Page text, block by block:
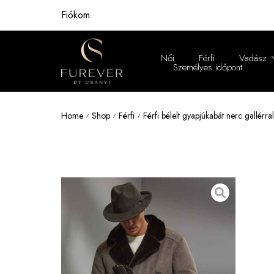
Fiókom
Női Férfi Vadász
Férfi
Személyes időpont
Home / Shop / Férfi / Férfi bélelt gyapjúkabát nerc gallérral